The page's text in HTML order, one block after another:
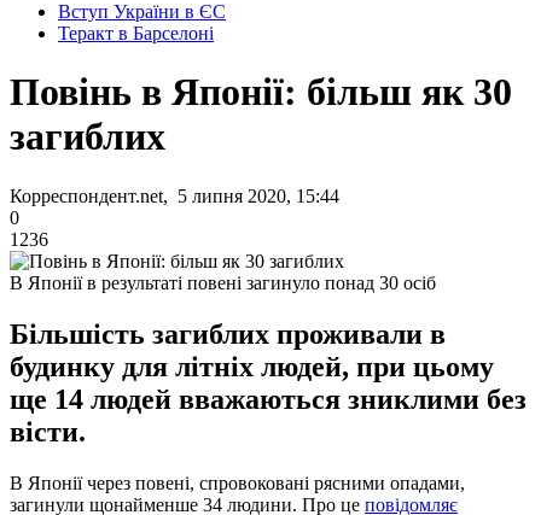
Вступ України в ЄС
Теракт в Барселоні
Повінь в Японії: більш як 30
загиблих
Корреспондент.net, 5 липня 2020, 15:44
0
1236
В Японії в результаті повені загинуло понад 30 осіб
Більшість загиблих проживали в
будинку для літніх людей, при цьому
ще 14 людей вважаються зниклими без
вісти.
В Японії через повені, спровоковані рясними опадами,
загинули щонайменше 34 людини. Про це повідомляє